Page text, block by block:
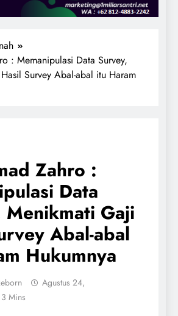
: Memanipulasi Data Survey,
Survey Abal-abal itu Haram
Zahro :
Data
Menikmati Gaji
Abal-abal
Hukumnya
Agustus 24,
3 Mins